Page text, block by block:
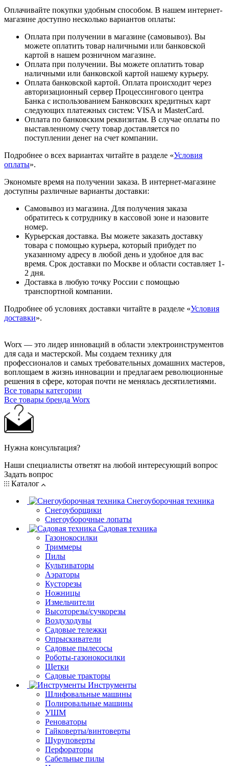
Оплачивайте покупки удобным способом. В нашем интернет-
магазине доступно несколько вариантов оплаты:
Оплата при получении в магазине (самовывоз). Вы
можете оплатить товар наличными или банковской
картой в нашем розничном магазине.
Оплата при получении. Вы можете оплатить товар
наличными или банковской картой нашему курьеру.
Оплата банковской картой. Оплата происходит через
авторизационный сервер Процессингового центра
Банка с использованием Банковских кредитных карт
следующих платежных систем: VISA и MasterCard.
Оплата по банковским реквизитам. В случае оплаты по
выставленному счету товар доставляется по
поступлении денег на счет компании.
Подробнее о всех вариантах читайте в разделе «Условия
оплаты».
Экономьте время на получении заказа. В интернет-магазине
доступны различные варианты доставки:
Самовывоз из магазина. Для получения заказа
обратитесь к сотруднику в кассовой зоне и назовите
номер.
Курьерская доставка. Вы можете заказать доставку
товара с помощью курьера, который прибудет по
указанному адресу в любой день и удобное для вас
время. Срок доставки по Москве и области составляет 1-
2 дня.
Доставка в любую точку России с помощью
транспортной компании.
Подробнее об условиях доставки читайте в разделе «Условия
доставки».
Worx — это лидер инноваций в области электроинструментов
для сада и мастерcкой. Мы создаем технику для
профессионалов и самых требовательных домашних мастеров,
воплощаем в жизнь инновации и предлагаем революционные
решения в сфере, которая почти не менялась десятилетиями.
Все товары категории
Все товары бренда Worx
Нужна консультация?
Наши специалисты ответят на любой интересующий вопрос
Задать вопрос
Каталог
Снегоуборочная техника
Снегоуборщики
Снегоуборочные лопаты
Садовая техника
Газонокосилки
Триммеры
Пилы
Культиваторы
Аэраторы
Кусторезы
Ножницы
Измельчители
Высоторезы/сучкорезы
Воздуходувы
Садовые тележки
Опрыскиватели
Садовые пылесосы
Роботы-газонокосилки
Щетки
Садовые тракторы
Инструменты
Шлифовальные машины
Полировальные машины
УШМ
Реноваторы
Гайковерты/винтоверты
Шуруповерты
Перфораторы
Сабельные пилы